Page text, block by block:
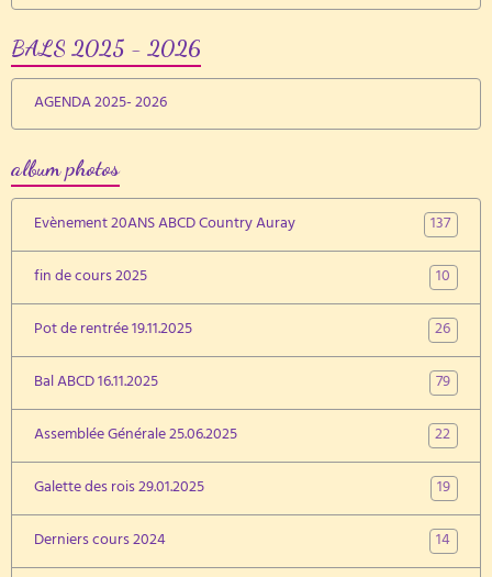
BALS 2025 - 2026
AGENDA 2025- 2026
album photos
Evènement 20ANS ABCD Country Auray
137
fin de cours 2025
10
Pot de rentrée 19.11.2025
26
Bal ABCD 16.11.2025
79
Assemblée Générale 25.06.2025
22
Galette des rois 29.01.2025
19
Derniers cours 2024
14